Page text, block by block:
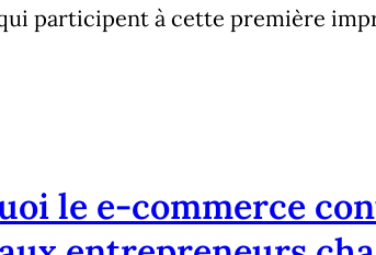
participent à cette première
le e-commerce